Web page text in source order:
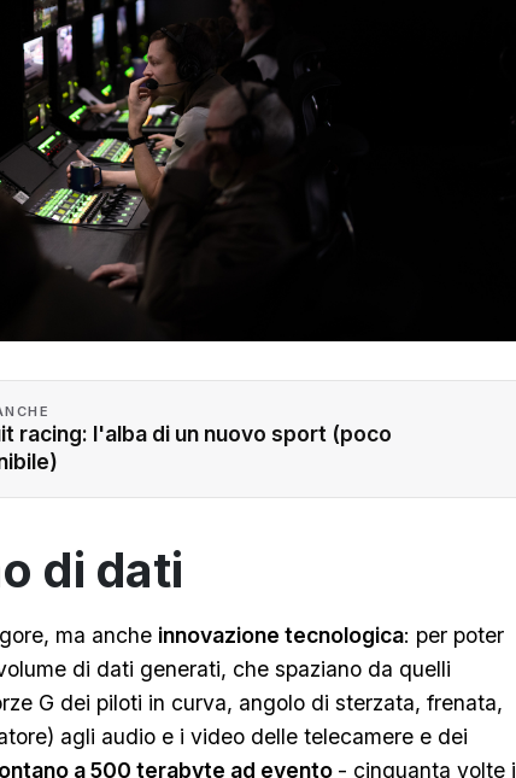
racing: l'alba di un nuovo sport (poco
di dati
ma anche innovazione tecnologica: per poter
di dati generati, che spaziano da quelli
G dei piloti in curva, angolo di sterzata, frenata,
agli audio e i video delle telecamere e dei
a 500 terabyte ad evento - cinquanta volte i